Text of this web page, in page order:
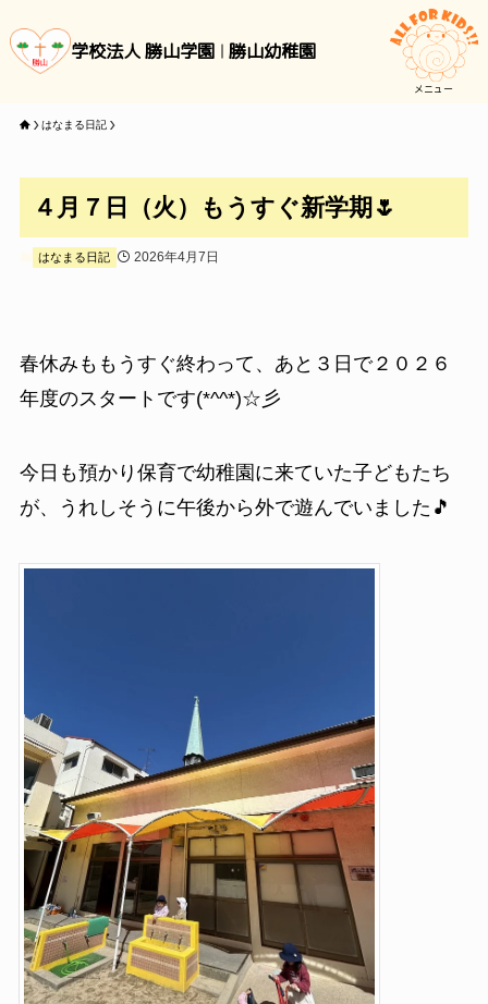
学校法人 勝山学園 勝山幼稚園
メニュー
はなまる日記
４月７日（火）もうすぐ新学期🌷
はなまる日記 2026年4月7日
春休みももうすぐ終わって、あと３日で２０２６
年度のスタートです(*^^*)☆彡
今日も預かり保育で幼稚園に来ていた子どもたち
が、うれしそうに午後から外で遊んでいました🎵